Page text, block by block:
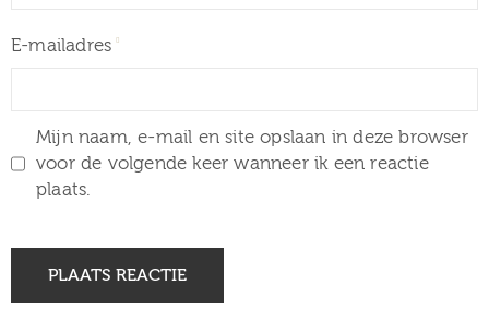
E-mailadres
Mijn naam, e-mail en site opslaan in deze browser
voor de volgende keer wanneer ik een reactie
plaats.